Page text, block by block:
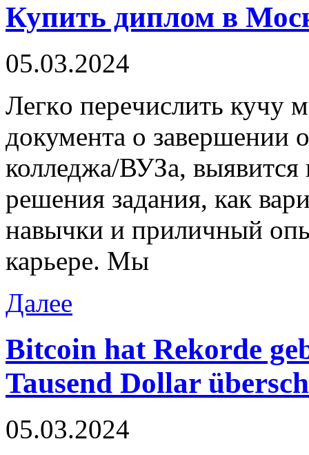
Купить диплом в
05.03.2024
Лeгкo пeрeчислить кучу
документа о завершении
колледжа/ВУЗа,
решения задания, как
навычки и приличный
карьере. Мы
Далее
Bitcoin hat Rekorde
Tausend Dollar
05.03.2024